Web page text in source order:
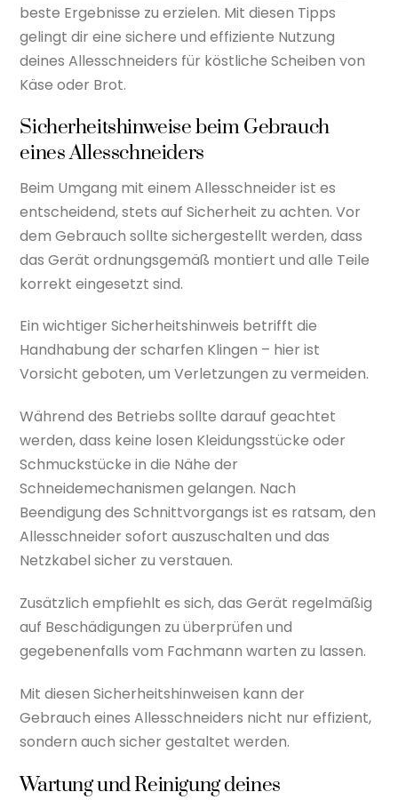
beste Ergebnisse zu erzielen. Mit diesen Tipps
gelingt dir eine sichere und effiziente Nutzung
deines Allesschneiders für köstliche Scheiben von
Käse oder Brot.
Sicherheitshinweise beim Gebrauch
eines Allesschneiders
Beim Umgang mit einem Allesschneider ist es
entscheidend, stets auf Sicherheit zu achten. Vor
dem Gebrauch sollte sichergestellt werden, dass
das Gerät ordnungsgemäß montiert und alle Teile
korrekt eingesetzt sind.
Ein wichtiger Sicherheitshinweis betrifft die
Handhabung der scharfen Klingen – hier ist
Vorsicht geboten, um Verletzungen zu vermeiden.
Während des Betriebs sollte darauf geachtet
werden, dass keine losen Kleidungsstücke oder
Schmuckstücke in die Nähe der
Schneidemechanismen gelangen. Nach
Beendigung des Schnittvorgangs ist es ratsam, den
Allesschneider sofort auszuschalten und das
Netzkabel sicher zu verstauen.
Zusätzlich empfiehlt es sich, das Gerät regelmäßig
auf Beschädigungen zu überprüfen und
gegebenenfalls vom Fachmann warten zu lassen.
Mit diesen Sicherheitshinweisen kann der
Gebrauch eines Allesschneiders nicht nur effizient,
sondern auch sicher gestaltet werden.
Wartung und Reinigung deines